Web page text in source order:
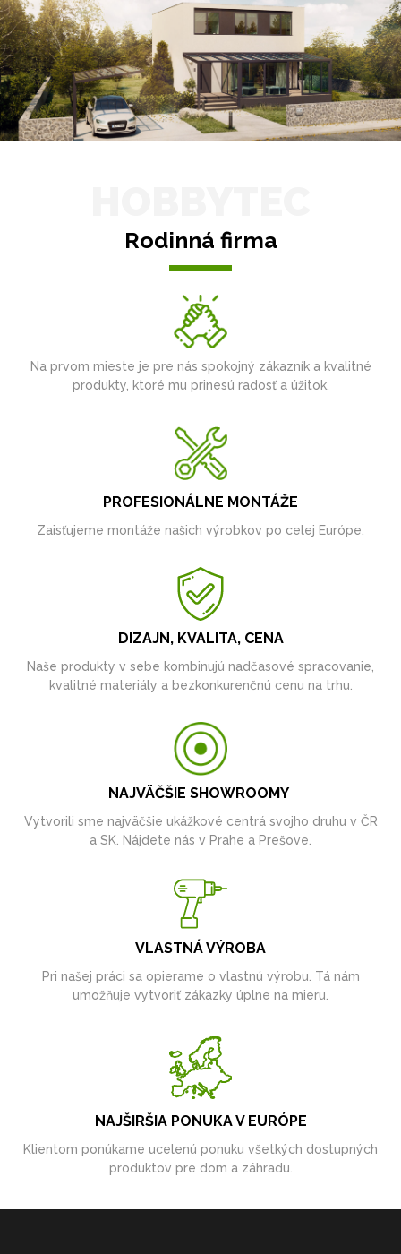
Rodinná firma
Na prvom mieste je pre nás spokojný zákazník a kvalitné
produkty, ktoré mu prinesú radosť a úžitok.
PROFESIONÁLNE MONTÁŽE
Zaisťujeme montáže našich výrobkov po celej Európe.
DIZAJN, KVALITA, CENA
Naše produkty v sebe kombinujú nadčasové spracovanie,
kvalitné materiály a bezkonkurenčnú cenu na trhu.
NAJVÄČŠIE SHOWROOMY
Vytvorili sme najväčšie ukážkové centrá svojho druhu v ČR
a SK. Nájdete nás v Prahe a Prešove.
VLASTNÁ VÝROBA
Pri našej práci sa opierame o vlastnú výrobu. Tá nám
umožňuje vytvoriť zákazky úplne na mieru.
NAJŠIRŠIA PONUKA V EURÓPE
Klientom ponúkame ucelenú ponuku všetkých dostupných
produktov pre dom a záhradu.